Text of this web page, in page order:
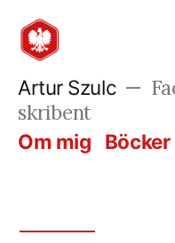
Hoppa
till
innehåll
Artur Szulc
skribent
Om mig Böcker